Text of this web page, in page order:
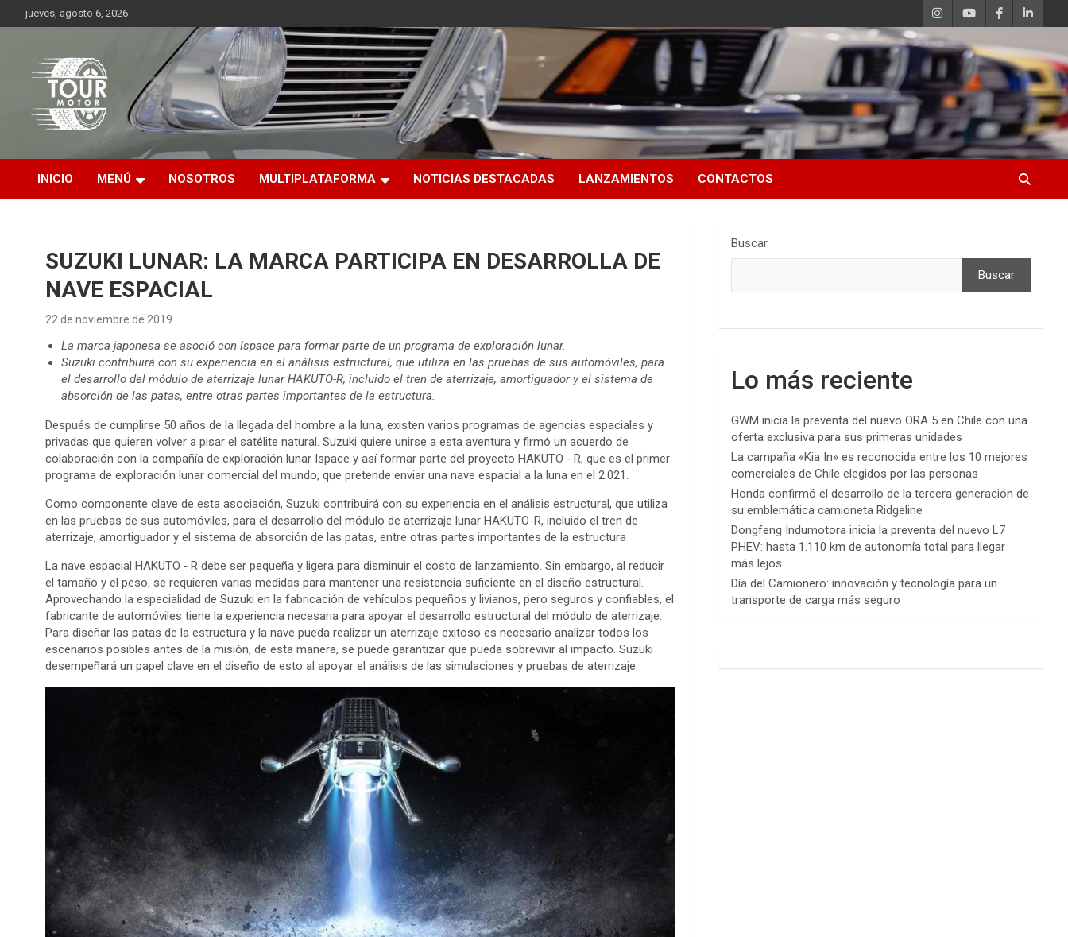
Saltar
al
jueves, agosto 6, 2026
Tour Motor
Plataforma de contenido audiovisual para el sector automotriz
INICIO MENÚ NOSOTROS MULTIPLATAFORMA NOTICIAS DESTACADAS LANZAMIENTOS CONTACTOS
SUZUKI LUNAR: LA MARCA PARTICIPA EN DESARROLLA DE
NAVE ESPACIAL
22 de noviembre de 2019
La marca japonesa se asoció con Ispace para formar parte de un programa de exploración lunar.
Suzuki contribuirá con su experiencia en el análisis estructural, que utiliza en las pruebas de sus automóviles, para
el desarrollo del módulo de aterrizaje lunar HAKUTO-R, incluido el tren de aterrizaje, amortiguador y el sistema de
absorción de las patas, entre otras partes importantes de la estructura.
Después de cumplirse 50 años de la llegada del hombre a la luna, existen varios programas de agencias espaciales y
privadas que quieren volver a pisar el satélite natural. Suzuki quiere unirse a esta aventura y firmó un acuerdo de
colaboración con la compañía de exploración lunar Ispace y así formar parte del proyecto HAKUTO ‐ R, que es el primer
programa de exploración lunar comercial del mundo, que pretende enviar una nave espacial a la luna en el 2.021.
Como componente clave de esta asociación, Suzuki contribuirá con su experiencia en el análisis estructural, que utiliza
en las pruebas de sus automóviles, para el desarrollo del módulo de aterrizaje lunar HAKUTO-R, incluido el tren de
aterrizaje, amortiguador y el sistema de absorción de las patas, entre otras partes importantes de la estructura
La nave espacial HAKUTO ‐ R debe ser pequeña y ligera para disminuir el costo de lanzamiento. Sin embargo, al reducir
el tamaño y el peso, se requieren varias medidas para mantener una resistencia suficiente en el diseño estructural.
Aprovechando la especialidad de Suzuki en la fabricación de vehículos pequeños y livianos, pero seguros y confiables, el
fabricante de automóviles tiene la experiencia necesaria para apoyar el desarrollo estructural del módulo de aterrizaje.
Para diseñar las patas de la estructura y la nave pueda realizar un aterrizaje exitoso es necesario analizar todos los
escenarios posibles antes de la misión, de esta manera, se puede garantizar que pueda sobrevivir al impacto. Suzuki
desempeñará un papel clave en el diseño de esto al apoyar el análisis de las simulaciones y pruebas de aterrizaje.
Buscar
Buscar
Lo más reciente
GWM inicia la preventa del nuevo ORA 5 en Chile con una
oferta exclusiva para sus primeras unidades
La campaña «Kia In» es reconocida entre los 10 mejores
comerciales de Chile elegidos por las personas
Honda confirmó el desarrollo de la tercera generación de
su emblemática camioneta Ridgeline
Dongfeng Indumotora inicia la preventa del nuevo L7
PHEV: hasta 1.110 km de autonomía total para llegar
más lejos
Día del Camionero: innovación y tecnología para un
transporte de carga más seguro